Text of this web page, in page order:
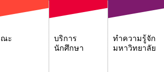
ะ
บริการ
นักศึกษา
ทำความรู้จัก
มหาวิทยาลัย